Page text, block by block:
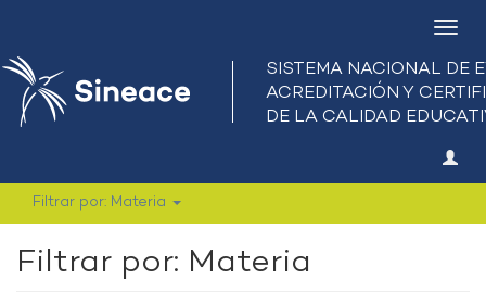
Filtrar por: Materia
Filtrar por: Materia